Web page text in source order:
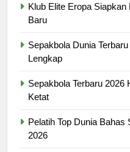
Klub Elite Eropa
Baru
Sepakbola Dunia
Lengkap
Sepakbola Terbaru 2026
Ketat
Pelatih Top Dunia
2026